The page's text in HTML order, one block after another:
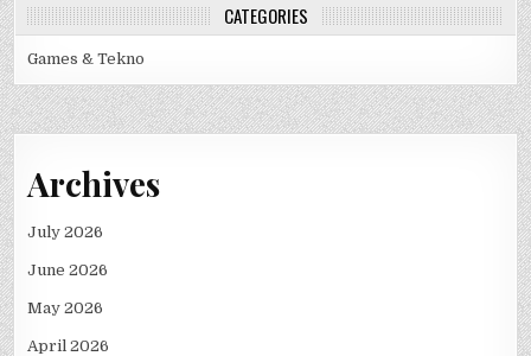
CATEGORIES
Games & Tekno
Archives
July 2026
June 2026
May 2026
April 2026